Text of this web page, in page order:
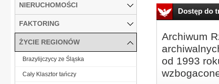
Dostęp do
Archiwum
od 1993
NIERUCHOMOŚCI
FAKTORING
ŻYCIE REGIONÓW
Brazylijczycy ze Śląska
Cały Klasztor tańczy